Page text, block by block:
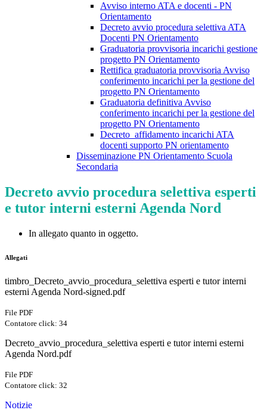
Avviso interno ATA e docenti - PN
Orientamento
Decreto avvio procedura selettiva ATA
Docenti PN Orientamento
Graduatoria provvisoria incarichi gestione
progetto PN Orientamento
Rettifica graduatoria provvisoria Avviso
conferimento incarichi per la gestione del
progetto PN Orientamento
Graduatoria definitiva Avviso
conferimento incarichi per la gestione del
progetto PN Orientamento
Decreto_affidamento incarichi ATA
docenti supporto PN orientamento
Disseminazione PN Orientamento Scuola
Secondaria
Decreto avvio procedura selettiva esperti
e tutor interni esterni Agenda Nord
In allegato quanto in oggetto.
Allegati
timbro_Decreto_avvio_procedura_selettiva esperti e tutor interni
esterni Agenda Nord-signed.pdf
File PDF
Contatore click: 34
Decreto_avvio_procedura_selettiva esperti e tutor interni esterni
Agenda Nord.pdf
File PDF
Contatore click: 32
Notizie